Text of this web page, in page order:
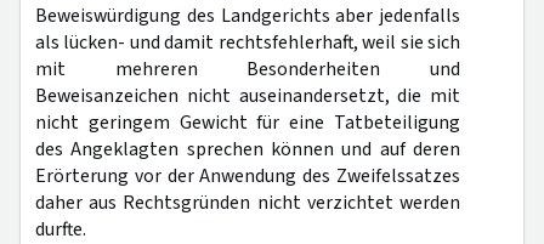
Beweiswürdigung des Landgerichts aber jedenfalls
als lücken- und damit rechtsfehlerhaft, weil sie sich
mit mehreren Besonderheiten und
Beweisanzeichen nicht auseinandersetzt, die mit
nicht geringem Gewicht für eine Tatbeteiligung
des Angeklagten sprechen können und auf deren
Erörterung vor der Anwendung des Zweifelssatzes
daher aus Rechtsgründen nicht verzichtet werden
durfte.